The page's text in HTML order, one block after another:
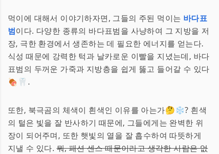
먹이에 대해서 이야기하자면, 그들의 주된 먹이는 바다표
범이다. 다양한 종류의 바다표범을 사냥하여 그 지방을 저
장, 극한 환경에서 생존하는 데 필요한 에너지를 얻는다.
식성 때문에 강력한 턱과 날카로운 이빨을 지녔는데, 바다
표범의 두꺼운 가죽과 지방층을 쉽게 뚫고 들어갈 수 있다
🍖🦷.
또한, 북극곰의 체색이 흰색인 이유를 아는가🤔❄️? 흰색
의 털은 빛을 잘 반사하기 때문에, 그들에게는 완벽한 위
장이 되어주며, 또한 햇빛의 열을 잘 흡수하여 따뜻하게
지낼 수 있다.뭐, 패션 센스 때문이라고 생각한 사람은 없